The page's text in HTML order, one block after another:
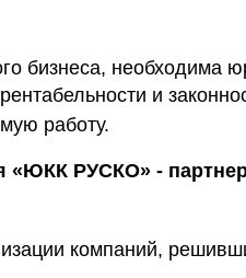
бизнеса, необходима
рентабельности и
работу.
«ЮКК РУСКО» -
компаний,